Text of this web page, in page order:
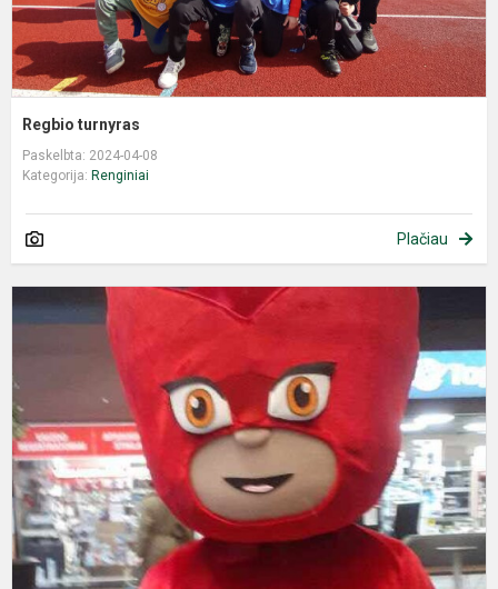
Regbio turnyras
Paskelbta: 2024-04-08
Kategorija: Renginiai
Plačiau